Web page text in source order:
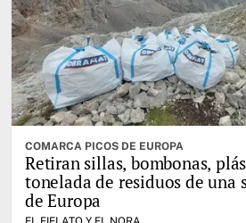
COMARCA PICOS DE EUROPA
Retiran sillas, bombonas,
tonelada de residuos de una
de Europa